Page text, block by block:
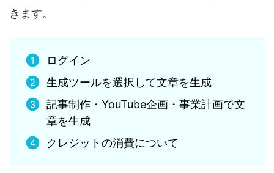
きます。
ログイン
生成ツールを選択して文章を生成
記事制作・YouTube企画・事業計画で文
章を生成
クレジットの消費について